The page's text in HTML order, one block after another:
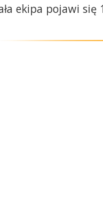
ekipa pojawi